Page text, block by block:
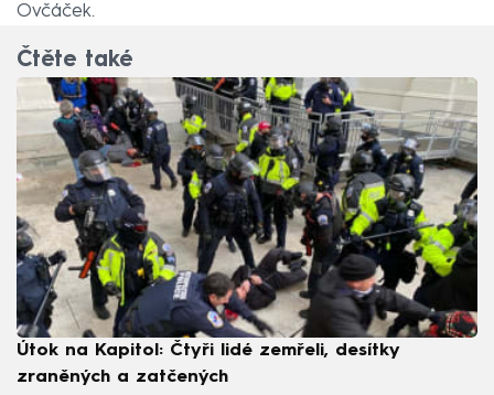
Ovčáček.
Čtěte také
Útok na Kapitol: Čtyři lidé zemřeli, desítky
zraněných a zatčených